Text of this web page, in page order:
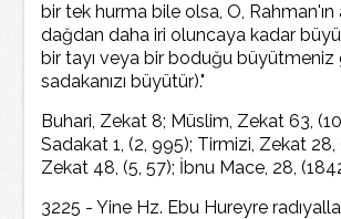
bir tek hurma bile olsa, O,
dağdan daha iri oluncaya kadar
bir tayı veya bir boduğu büyütmeniz
sadakanızı büyütür)."
Buhari, Zekat 8; Müslim, Zekat 63,
Sadakat 1, (2, 995); Tirmizi, Zekat 28,
Zekat 48, (5, 57); İbnu Mace, 28,
3225 - Yine Hz. Ebu Hureyre